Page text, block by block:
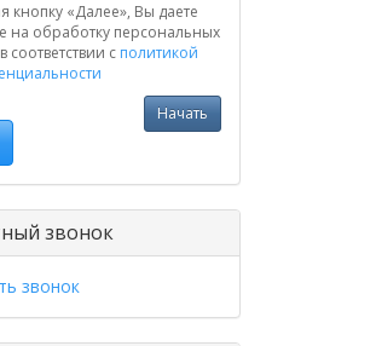
кнопку «Далее», Вы даете
на обработку персональных
соответствии с политикой
Начать
звонок
звонок